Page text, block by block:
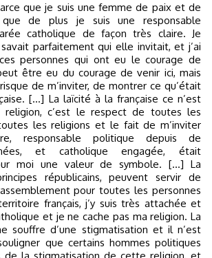
de plus je suis une responsable
catholique de façon très claire. Je
savait parfaitement qui elle invitait, et j’ai
personnes qui ont eu le courage de
être eu du courage de venir ici, mais
de m’inviter, de montrer ce qu’était
[…] La laïcité à la française ce n’est
religion, c’est le respect de toutes les
les religions et le fait de m’inviter
responsable politique depuis de
et catholique engagée, était
moi une valeur de symbole. […] La
républicains, peuvent servir de
pour toutes les personnes
français, j’y suis très attachée et
et je ne cache pas ma religion. La
souffre d’une stigmatisation et il n’est
que certains hommes politiques